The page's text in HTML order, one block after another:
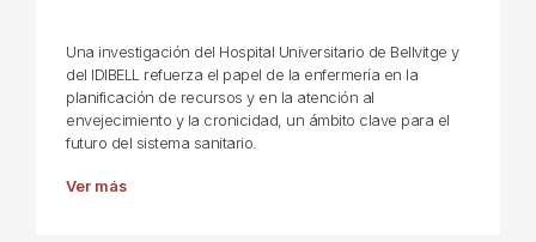
Una investigación del Hospital Universitario de Bellvitge y
del IDIBELL refuerza el papel de la enfermería en la
planificación de recursos y en la atención al
envejecimiento y la cronicidad, un ámbito clave para el
futuro del sistema sanitario.
Ver más